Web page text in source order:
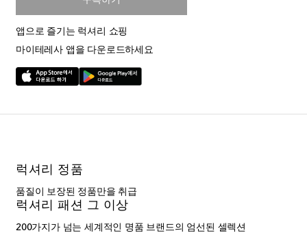
앱으로 즐기는 럭셔리 쇼핑
마이테레사 앱을 다운로드하세요
럭셔리 정품
품질이 보장된 정품만을 취급
럭셔리 패션 그 이상
200가지가 넘는 세계적인 명품 브랜드의 엄선된 셀렉션